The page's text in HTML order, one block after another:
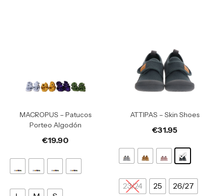
MACROPUS – Patucos
Porteo Algodón
€19.90
ATTIPAS – Skin Shoes
€31.95
23/24 25
26/27